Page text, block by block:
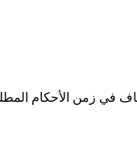
في زمن الأحكام